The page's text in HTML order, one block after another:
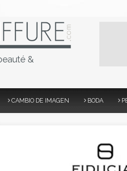
&
CAMBIO DE IMAGEN BODA